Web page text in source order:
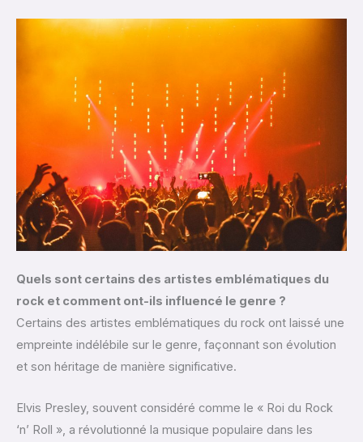
Quels sont certains des artistes emblématiques du
rock et comment ont-ils influencé le genre ?
Certains des artistes emblématiques du rock ont laissé une
empreinte indélébile sur le genre, façonnant son évolution
et son héritage de manière significative.
Elvis Presley, souvent considéré comme le « Roi du Rock
‘n’ Roll », a révolutionné la musique populaire dans les